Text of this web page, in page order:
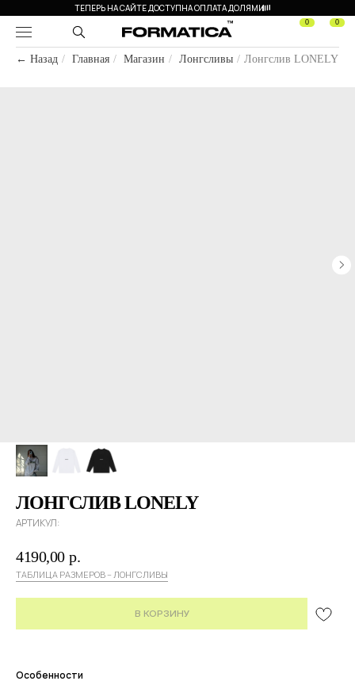
ТЕПЕРЬ НА САЙТЕ ДОСТУПНА ОПЛАТА ДОЛЯМИ
0 0
← Назад / Главная / Магазин / Лонгсливы / Лонгслив LONELY
ЛОНГСЛИВ LONELY
АРТИКУЛ:
4190,00 р.
ТАБЛИЦА РАЗМЕРОВ – ЛОНГСЛИВЫ
В КОРЗИНУ
Особенности